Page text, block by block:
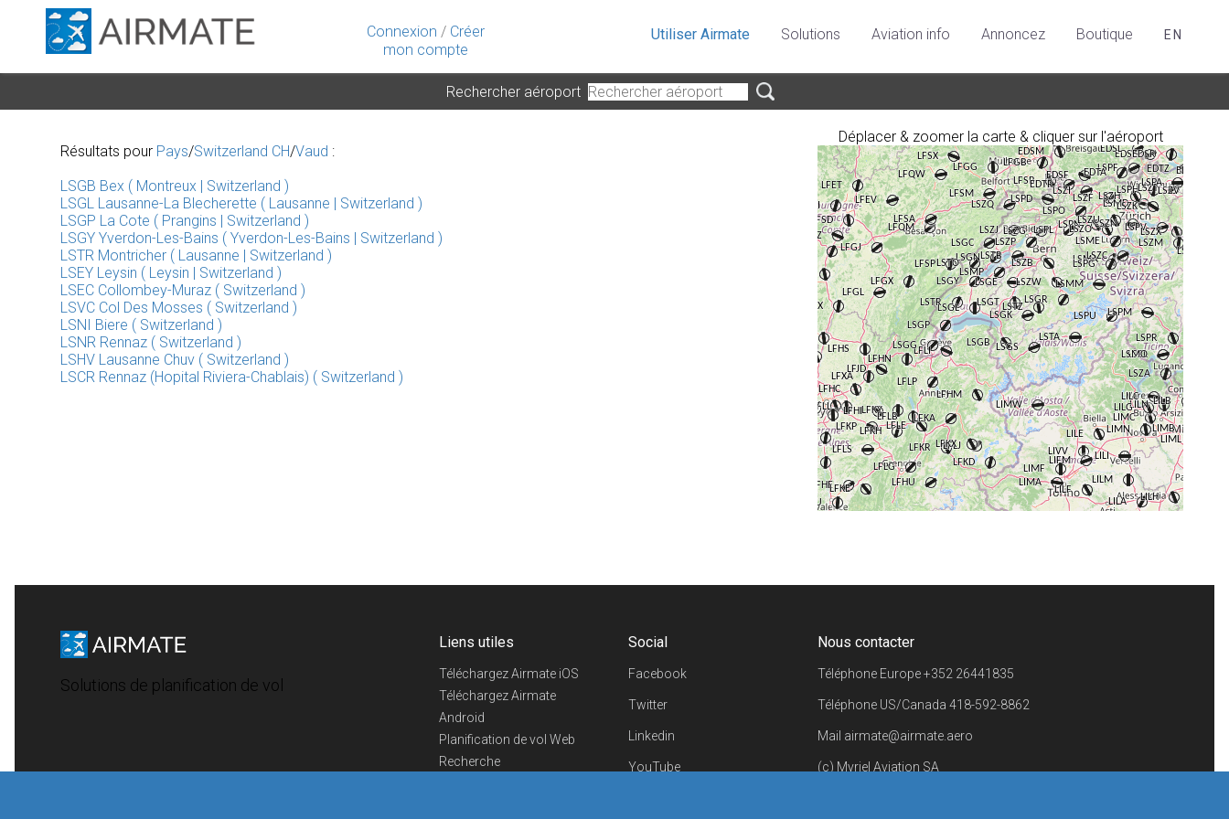
Connexion / Créer
mon compte
Utiliser Airmate Solutions Aviation info Annoncez Boutique EN
Rechercher aéroport
Déplacer & zoomer la carte & cliquer sur l'aéroport
©OpenStreetMapcontributors.
Résultats pour Pays/Switzerland CH/Vaud :
LSGB Bex ( Montreux | Switzerland )
LSGL Lausanne-La Blecherette ( Lausanne | Switzerland )
LSGP La Cote ( Prangins | Switzerland )
LSGY Yverdon-Les-Bains ( Yverdon-Les-Bains | Switzerland )
LSTR Montricher ( Lausanne | Switzerland )
LSEY Leysin ( Leysin | Switzerland )
LSEC Collombey-Muraz ( Switzerland )
LSVC Col Des Mosses ( Switzerland )
LSNI Biere ( Switzerland )
LSNR Rennaz ( Switzerland )
LSHV Lausanne Chuv ( Switzerland )
LSCR Rennaz (Hopital Riviera-Chablais) ( Switzerland )
Solutions de planification de vol
Liens utiles
Téléchargez Airmate iOS
Téléchargez Airmate
Android
Planification de vol Web
Recherche
Social
Facebook
Twitter
Linkedin
YouTube
Nous contacter
Téléphone Europe+352 26441835
Téléphone US/Canada 418-592-8862
Mail airmate@airmate.aero
(c) Myriel Aviation SA